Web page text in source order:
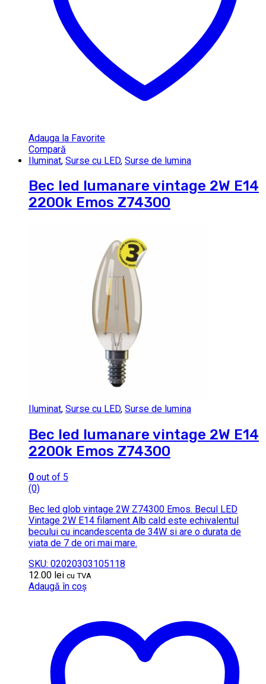
Adauga la Favorite
Compară
Iluminat, Surse cu LED, Surse de lumina
Bec led lumanare vintage 2W E14
2200k Emos Z74300
Iluminat, Surse cu LED, Surse de lumina
Bec led lumanare vintage 2W E14
2200k Emos Z74300
0 out of 5
(0)
Bec led glob vintage 2W Z74300 Emos. Becul LED
Vintage 2W E14 filament Alb cald este echivalentul
becului cu incandescenta de 34W si are o durata de
viata de 7 de ori mai mare.
SKU: 02020303105118
12.00 lei cu TVA
Adaugă în coș